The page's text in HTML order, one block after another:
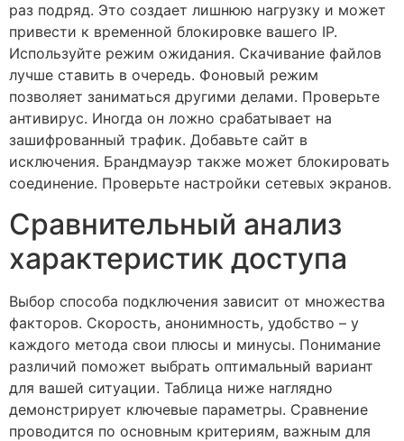
раз подряд. Это создает лишнюю нагрузку и может
привести к временной блокировке вашего IP.
Используйте режим ожидания. Скачивание файлов
лучше ставить в очередь. Фоновый режим
позволяет заниматься другими делами. Проверьте
антивирус. Иногда он ложно срабатывает на
зашифрованный трафик. Добавьте сайт в
исключения. Брандмауэр также может блокировать
соединение. Проверьте настройки сетевых экранов.
Сравнительный анализ
характеристик доступа
Выбор способа подключения зависит от множества
факторов. Скорость, анонимность, удобство – у
каждого метода свои плюсы и минусы. Понимание
различий поможет выбрать оптимальный вариант
для вашей ситуации. Таблица ниже наглядно
демонстрирует ключевые параметры. Сравнение
проводится по основным критериям, важным для